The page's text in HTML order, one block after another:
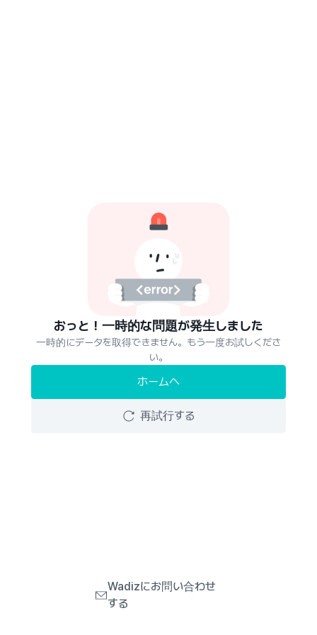
おっと！一時的な問題が発生しました
一時的にデータを取得できません。もう一度お試しくださ
い。
ホームへ
再試行する
Wadizにお問い合わせ
する